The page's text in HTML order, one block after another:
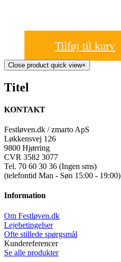
Tilføj til kurv
Close product quick view×
Titel
KONTAKT
Festløven.dk / zmarto ApS
Løkkensvej 126
9800 Hjørring
CVR 3582 3077
Tel. 70 60 30 36 (Ingen sms)
(telefontid Man - Søn 15:00 - 19:00)
Information
Om Festløven.dk
Lejebetingelser
Ofte stillede spørgsmål
Kundereferencer
Se alle produkter